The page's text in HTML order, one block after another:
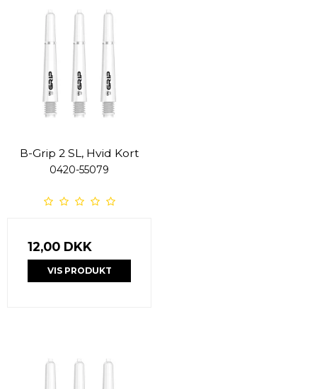
B-Grip 2 SL, Hvid Kort
0420-55079
12,00 DKK
VIS PRODUKT